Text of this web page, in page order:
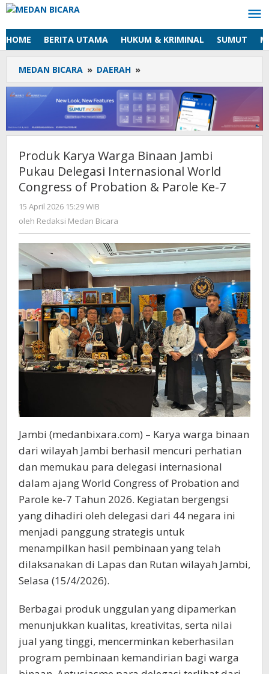
Lewati
konten
HOME BERITA UTAMA HUKUM & KRIMINAL SUMUT
MEDAN BICARA » DAERAH »
Karya
Warga
Binaan
Jambi
Pukau
Internasional
World
Congress
Parole
Ke-
7
Produk Karya Warga Binaan Jambi
Pukau Delegasi Internasional World
Congress of Probation & Parole Ke-7
15 April 2026 15:29 WIB
Redaksi
Bicara
oleh Redaksi Medan Bicara
Jambi (medanbixara.com) – Karya warga binaan
dari wilayah Jambi berhasil mencuri perhatian
dan memukau para delegasi internasional
dalam ajang World Congress of Probation and
Parole ke-7 Tahun 2026. Kegiatan bergengsi
yang dihadiri oleh delegasi dari 44 negara ini
menjadi panggung strategis untuk
menampilkan hasil pembinaan yang telah
dilaksanakan di Lapas dan Rutan wilayah Jambi,
Selasa (15/4/2026).
Berbagai produk unggulan yang dipamerkan
menunjukkan kualitas, kreativitas, serta nilai
jual yang tinggi, mencerminkan keberhasilan
program pembinaan kemandirian bagi warga